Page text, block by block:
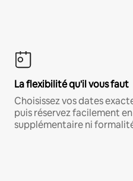
La flexibilité qu'il vous faut
Choisissez vos dates
puis réservez facilement
supplémentaire ni